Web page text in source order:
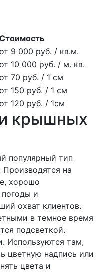
Стоимость
от 9 000 руб. / кв.м.
от 10 000 руб. / м. кв.
от 70 руб. / 1 см
от 150 руб. / 1 см
от 120 руб. / 1см
крышных
популярный тип
на
хорошо
и
охват клиентов.
в темное время
подсветкой.
Используются там,
цветную надпись или
цвета и